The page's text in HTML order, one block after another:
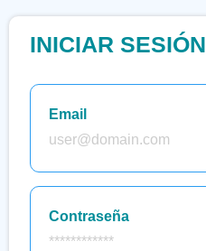
INICIAR SESIÓN
Email
Contraseña